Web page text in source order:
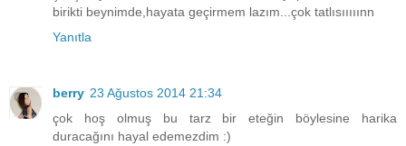
birikti beynimde,hayata geçirmem lazım...çok tatlısııııınn
Yanıtla
berry 23 Ağustos 2014 21:34
çok hoş olmuş bu tarz bir eteğin böylesine harika
duracağını hayal edemezdim :)